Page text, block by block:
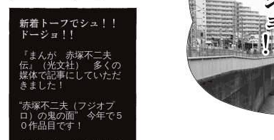
『まんが 赤塚不二夫
伝』（光文社） 多くの
媒体で記事にしていただ
きました！
“赤塚不二夫（フジオプ
ロ）の鬼の面” 今年で５
０作品目です！